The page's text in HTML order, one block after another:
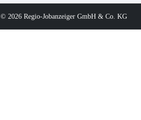
© 2026 Regio-Jobanzeiger GmbH & Co. KG